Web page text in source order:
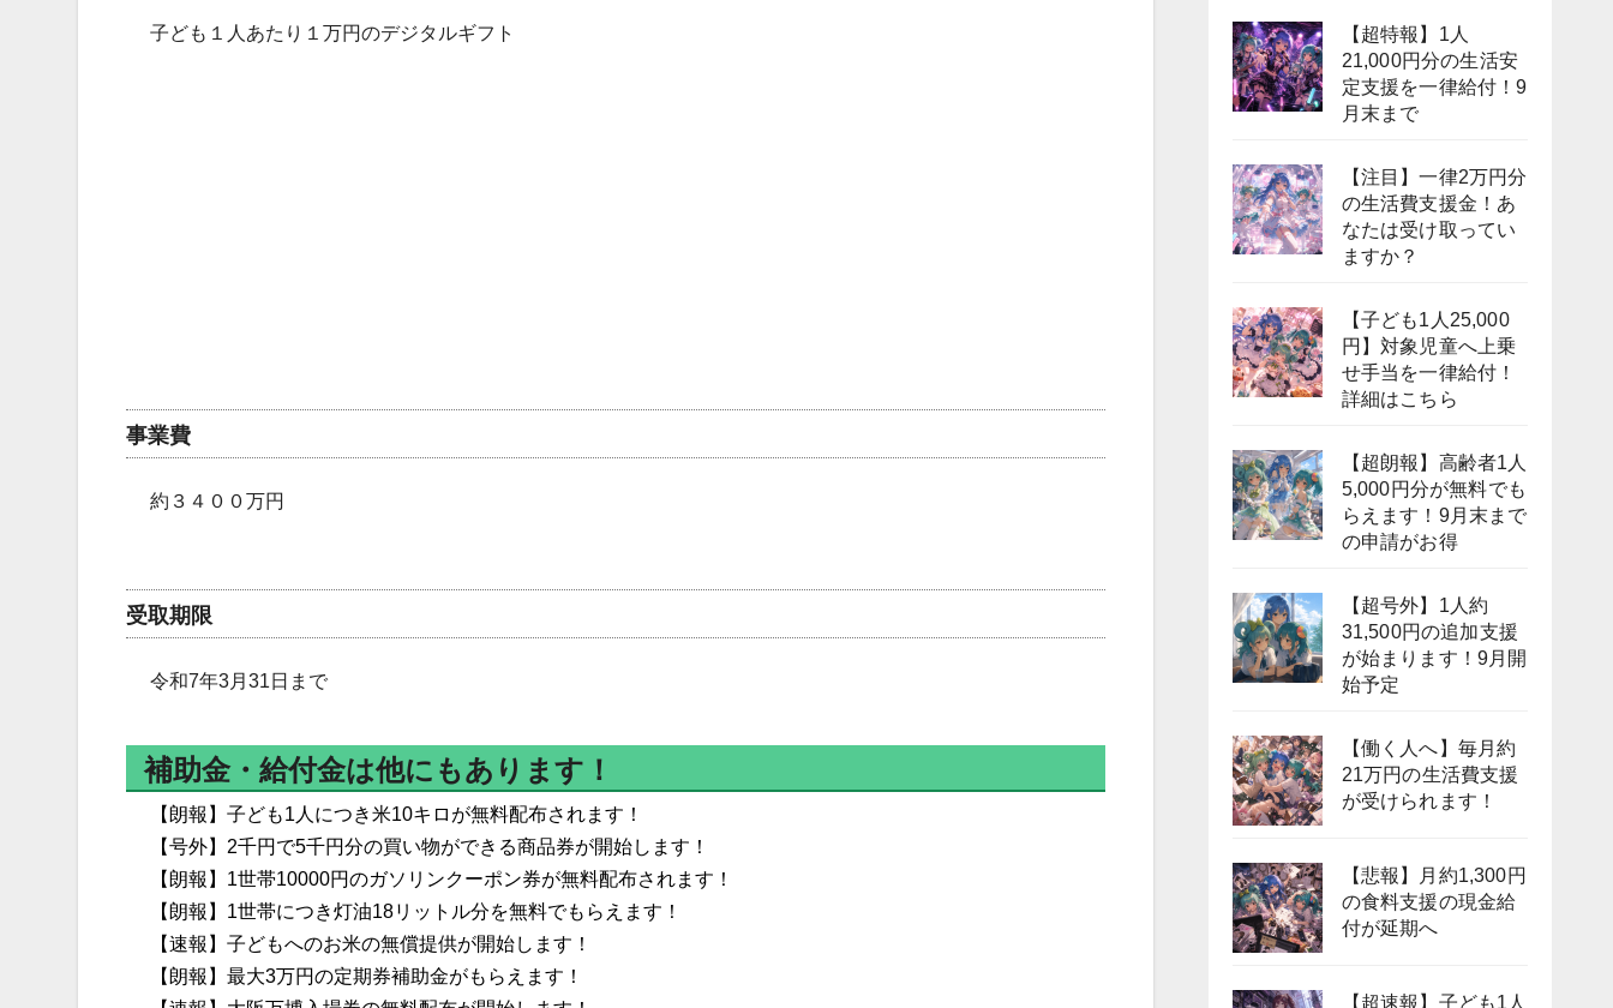
子ども１人あたり１万円のデジタルギフト
事業費
約３４００万円
受取期限
令和7年3月31日まで
補助金・給付金は他にもあります！
【朗報】子ども1人につき米10キロが無料配布されます！
【号外】2千円で5千円分の買い物ができる商品券が開始します！
【朗報】1世帯10000円のガソリンクーポン券が無料配布されます！
【朗報】1世帯につき灯油18リットル分を無料でもらえます！
【速報】子どもへのお米の無償提供が開始します！
【朗報】最大3万円の定期券補助金がもらえます！
【超特報】1人
21,000円分の生活安
定支援を一律給付！9
月末まで
【注目】一律2万円分
の生活費支援金！あ
なたは受け取ってい
ますか？
【子ども1人25,000
円】対象児童へ上乗
せ手当を一律給付！
詳細はこちら
【超朗報】高齢者1人
5,000円分が無料でも
らえます！9月末まで
の申請がお得
【超号外】1人約
31,500円の追加支援
が始まります！9月開
始予定
【働く人へ】毎月約
21万円の生活費支援
が受けられます！
【悲報】月約1,300円
の食料支援の現金給
付が延期へ
【超速報】子ども1人